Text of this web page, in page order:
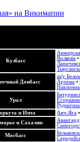
на Викимапии
Кузбасс
Волкова •
Донбасс
ш/у
Артема •
Урал
и Инта
Аяч-Яга •
и Сахалин
Авангард
Мосбасс